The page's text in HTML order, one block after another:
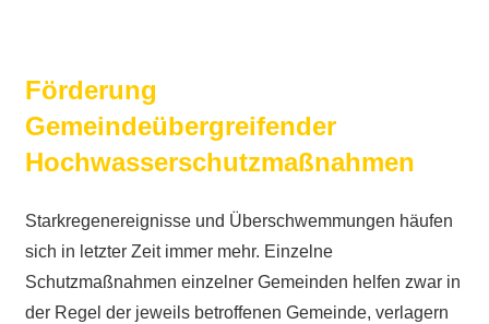
Förderung
Gemeindeübergreifender
Hochwasserschutzmaßnahmen
Starkregenereignisse und Überschwemmungen häufen
sich in letzter Zeit immer mehr. Einzelne
Schutzmaßnahmen einzelner Gemeinden helfen zwar in
der Regel der jeweils betroffenen Gemeinde, verlagern